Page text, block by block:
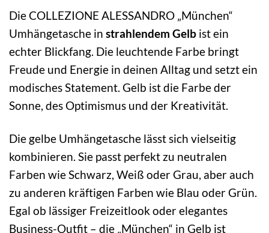
Die COLLEZIONE ALESSANDRO „München“
Umhängetasche in strahlendem Gelb ist ein
echter Blickfang. Die leuchtende Farbe bringt
Freude und Energie in deinen Alltag und setzt ein
modisches Statement. Gelb ist die Farbe der
Sonne, des Optimismus und der Kreativität.
Die gelbe Umhängetasche lässt sich vielseitig
kombinieren. Sie passt perfekt zu neutralen
Farben wie Schwarz, Weiß oder Grau, aber auch
zu anderen kräftigen Farben wie Blau oder Grün.
Egal ob lässiger Freizeitlook oder elegantes
Business-Outfit – die „München“ in Gelb ist